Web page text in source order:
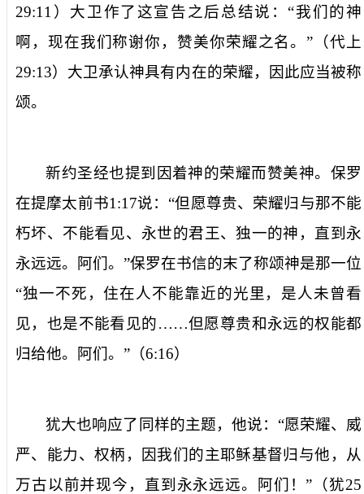
29:11 ）大卫作了这宣告之后总结说：“我们的神
啊，现在我们称谢你，赞美你荣耀之名。”（代上
29:13）大卫承认神具有内在的荣耀，因此应当被称
颂。
新约圣经也提到因着神的荣耀而赞美神。保罗
在提摩太前书1:17说：“但愿尊贵、荣耀归与那不能
朽坏、不能看见、永世的君王、独一的神，直到永
永远远。阿们。”保罗在书信的末了称颂神是那一位
“独一不死，住在人不能靠近的光里，是人未曾看
见，也是不能看见的……但愿尊贵和永远的权能都
归给他。阿们。”（6:16）
犹大也响应了同样的主题，他说：“愿荣耀、威
严、能力、权柄，因我们的主耶稣基督归与他，从
万古以前并现今，直到永永远远。阿们！”（犹25